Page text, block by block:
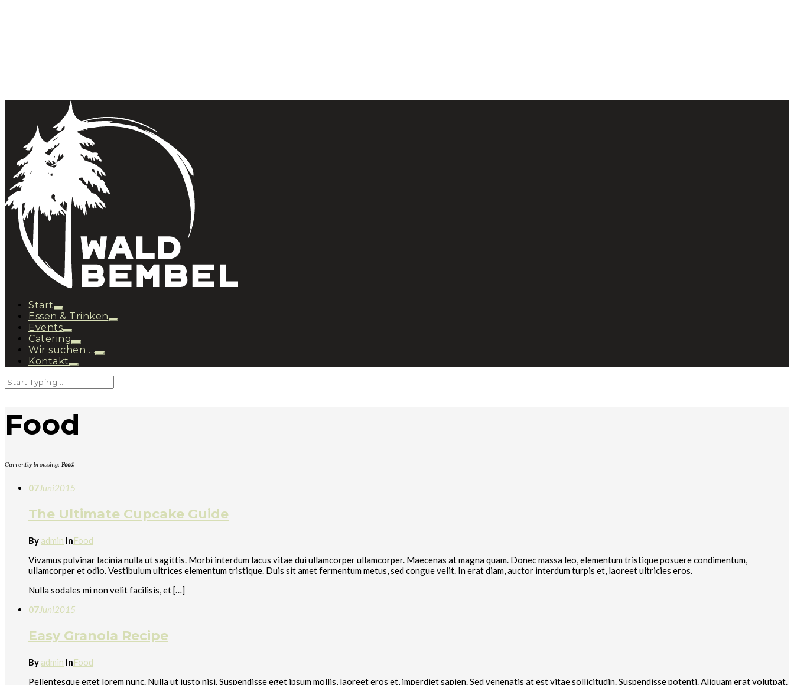
Start
Essen & Trinken
Events
Catering
Wir suchen …
Kontakt
Food
Currently browsing: Food
07Juni2015
The Ultimate Cupcake Guide
By admin InFood
Vivamus pulvinar lacinia nulla ut sagittis. Morbi interdum lacus vitae dui ullamcorper ullamcorper. Maecenas at magna quam. Donec massa leo, elementum tristique posuere condimentum,
ullamcorper et odio. Vestibulum ultrices elementum tristique. Duis sit amet fermentum metus, sed congue velit. In erat diam, auctor interdum turpis et, laoreet ultricies eros.
Nulla sodales mi non velit facilisis, et […]
07Juni2015
Easy Granola Recipe
By admin InFood
Pellentesque eget lorem nunc. Nulla ut justo nisi. Suspendisse eget ipsum mollis, laoreet eros et, imperdiet sapien. Sed venenatis at est vitae sollicitudin. Suspendisse potenti. Aliquam erat volutpat.